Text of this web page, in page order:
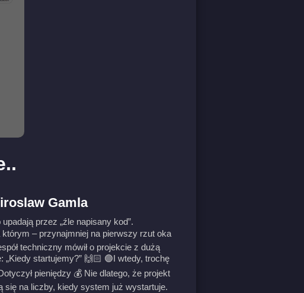
Gamla
przez „źle napisany kod”.
– przynajmniej na pierwszy rzut oka
techniczny mówił o projekcie z dużą
„Kiedy startujemy?” 🙌🏻 🟣I wtedy, trochę
pieniędzy 💰 Nie dlatego, że projekt
się na liczby, kiedy system już wystartuje.